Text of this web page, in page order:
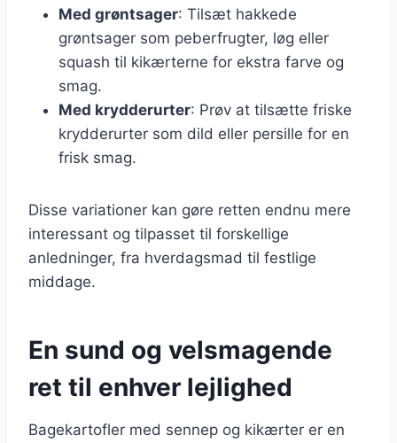
Med grøntsager: Tilsæt hakkede
grøntsager som peberfrugter, løg eller
squash til kikærterne for ekstra farve og
smag.
Med krydderurter: Prøv at tilsætte friske
krydderurter som dild eller persille for en
frisk smag.
Disse variationer kan gøre retten endnu mere
interessant og tilpasset til forskellige
anledninger, fra hverdagsmad til festlige
middage.
En sund og velsmagende
ret til enhver lejlighed
Bagekartofler med sennep og kikærter er en